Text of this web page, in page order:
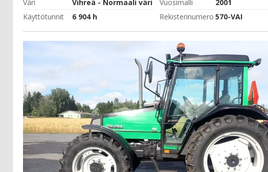
Väri
Vihreä - Normaali väri Vuosimalli
2001
Käyttötunnit
6 904 h Rekisterinumero 570-VAI